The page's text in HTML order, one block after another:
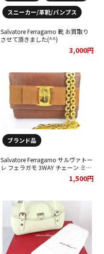
スニーカー/革靴/パンプス
Salvatore Ferragamo 靴 お買取り
させて頂きました(^^)
3,000円
ブランド品
Salvatore Ferragamo サルヴァトー
レ フェラガモ 3WAY チェーン ミニ
バッグ ヴァラリボン リザードをお
買取りさせて頂きました★1,500円